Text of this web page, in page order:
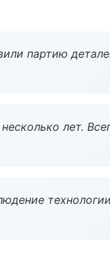
партию
лет.